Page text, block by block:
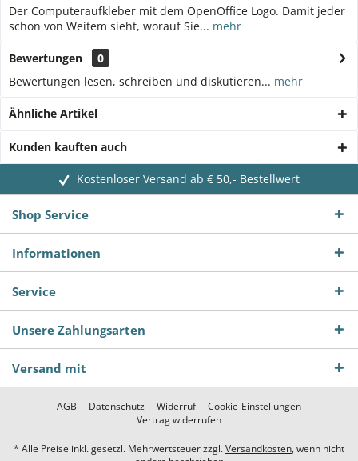
Der Computeraufkleber mit dem OpenOffice Logo. Damit jeder
schon von Weitem sieht, worauf Sie... mehr
Bewertungen
0
Bewertungen lesen, schreiben und diskutieren... mehr
Ähnliche Artikel
Kunden kauften auch
Kostenloser Versand ab € 50,- Bestellwert
Shop Service
Informationen
Service
Unsere Zahlungsarten
Versand mit
AGB Datenschutz Widerruf
Cookie-Einstellungen
Vertrag widerrufen
* Alle Preise inkl. gesetzl. Mehrwertsteuer zzgl.Versandkosten, wenn nicht